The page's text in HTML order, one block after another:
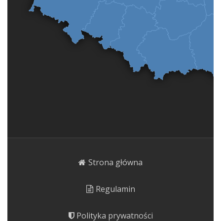
Strona główna
Regulamin
Polityka prywatności